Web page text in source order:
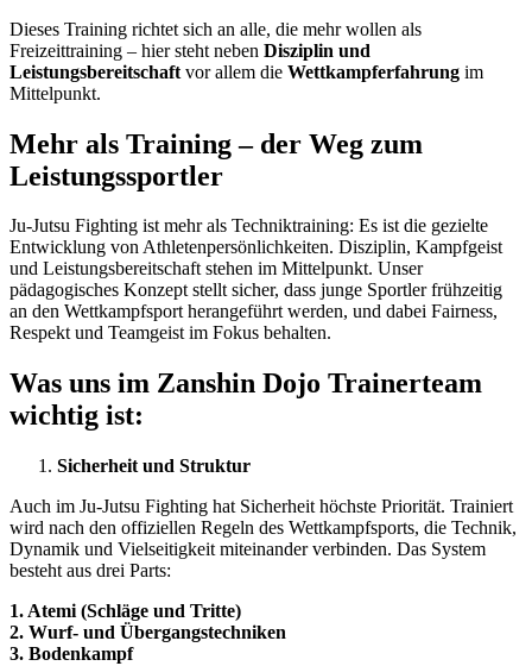
Dieses Training richtet sich an alle, die mehr wollen als
Freizeittraining – hier steht neben Disziplin und
Leistungsbereitschaft vor allem die Wettkampferfahrung im
Mittelpunkt.
Mehr als Training – der Weg zum
Leistungssportler
Ju-Jutsu Fighting ist mehr als Techniktraining: Es ist die gezielte
Entwicklung von Athletenpersönlichkeiten. Disziplin, Kampfgeist
und Leistungsbereitschaft stehen im Mittelpunkt. Unser
pädagogisches Konzept stellt sicher, dass junge Sportler frühzeitig
an den Wettkampfsport herangeführt werden, und dabei Fairness,
Respekt und Teamgeist im Fokus behalten.
Was uns im Zanshin Dojo Trainerteam
wichtig ist:
Sicherheit und Struktur
Auch im Ju-Jutsu Fighting hat Sicherheit höchste Priorität. Trainiert
wird nach den offiziellen Regeln des Wettkampfsports, die Technik,
Dynamik und Vielseitigkeit miteinander verbinden. Das System
besteht aus drei Parts:
1. Atemi (Schläge und Tritte)
2. Wurf- und Übergangstechniken
3. Bodenkampf